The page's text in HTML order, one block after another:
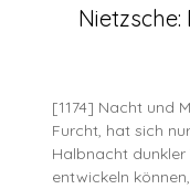
[1174] Nacht und
Furcht, hat sich
Halbnacht
entwickeln